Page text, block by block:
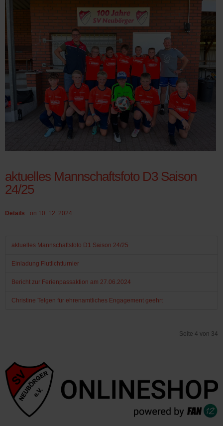
aktuelles Mannschaftsfoto D3 Saison
24/25
Details on 10. 12. 2024
aktuelles Mannschaftsfoto D1 Saison 24/25
Einladung Flutlichtturnier
Bericht zur Ferienpassaktion am 27.06.2024
Christine Telgen für ehrenamtliches Engagement geehrt
Seite 4 von 34